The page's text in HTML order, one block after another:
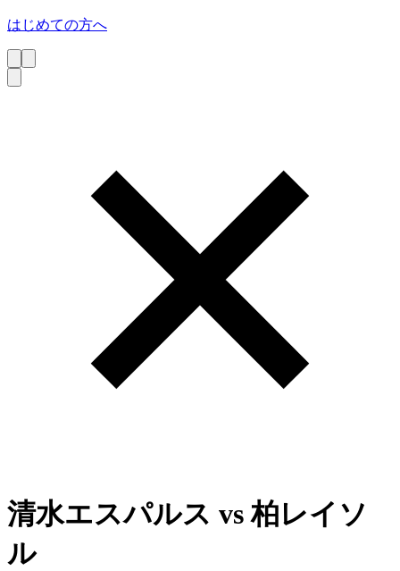
はじめての方へ
清水エスパルス vs柏レイソ
ル